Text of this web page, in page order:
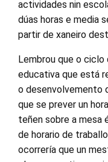
actividades nin
dúas horas e media
partir de xaneiro
Lembrou que o ciclo
educativa que está
o desenvolvemento
que se prever un
teñen sobre a mesa
de horario de
ocorrería que un